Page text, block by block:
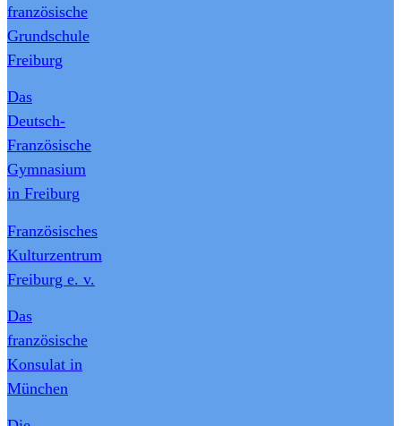
französische
Grundschule
Freiburg
Das
Deutsch-
Französische
Gymnasium
in Freiburg
Französisches
Kulturzentrum
Freiburg e. v.
Das
französische
Konsulat in
München